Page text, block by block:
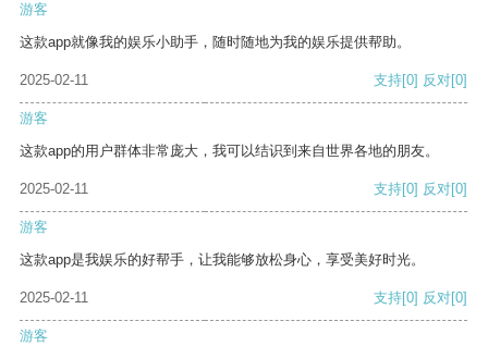
游客
这款app就像我的娱乐小助手，随时随地为我的娱乐提供帮助。
2025-02-11 支持[0] 反对[0]
游客
这款app的用户群体非常庞大，我可以结识到来自世界各地的朋友。
2025-02-11 支持[0] 反对[0]
游客
这款app是我娱乐的好帮手，让我能够放松身心，享受美好时光。
2025-02-11 支持[0] 反对[0]
游客